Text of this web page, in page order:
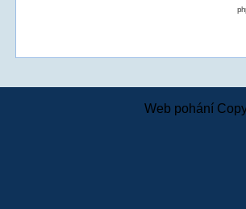
Web pohání